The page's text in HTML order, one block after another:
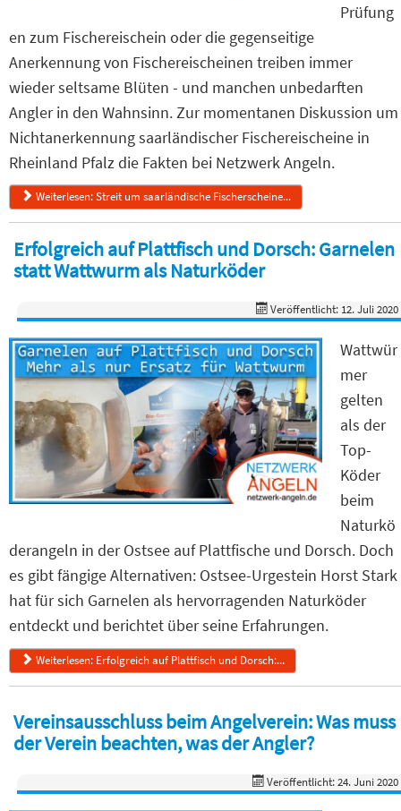
Prüfung
en zum Fischereischein oder die gegenseitige
Anerkennung von Fischereischeinen treiben immer
wieder seltsame Blüten - und manchen unbedarften
Angler in den Wahnsinn. Zur momentanen Diskussion um
Nichtanerkennung saarländischer Fischereischeine in
Rheinland Pfalz die Fakten bei Netzwerk Angeln.
Weiterlesen: Streit um saarländische Fischerscheine...
Erfolgreich auf Plattfisch und Dorsch: Garnelen
statt Wattwurm als Naturköder
Veröffentlicht: 12. Juli 2020
Wattwür
mer
gelten
als der
Top-
Köder
beim
Naturkö
derangeln in der Ostsee auf Plattfische und Dorsch. Doch
es gibt fängige Alternativen: Ostsee-Urgestein Horst Stark
hat für sich Garnelen als hervorragenden Naturköder
entdeckt und berichtet über seine Erfahrungen.
Weiterlesen: Erfolgreich auf Plattfisch und Dorsch:...
Vereinsausschluss beim Angelverein: Was muss
der Verein beachten, was der Angler?
Veröffentlicht: 24. Juni 2020